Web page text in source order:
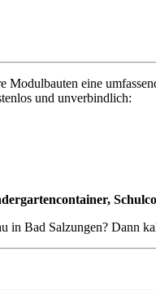
Modulbauten eine
und unverbindlich:
in Bad Salzungen? Dann